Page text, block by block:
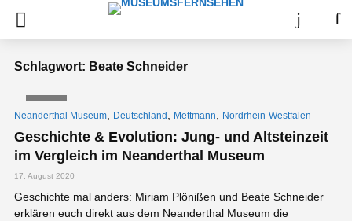
Schlagwort: Beate Schneider
Neanderthal Museum Deutschland Mettmann Nordrhein-Westfalen
Geschichte & Evolution: Jung- und Altsteinzeit
im Vergleich im Neanderthal Museum
17. August 2020
Geschichte mal anders: Miriam Plönißen und Beate Schneider
erklären euch direkt aus dem Neanderthal Museum die